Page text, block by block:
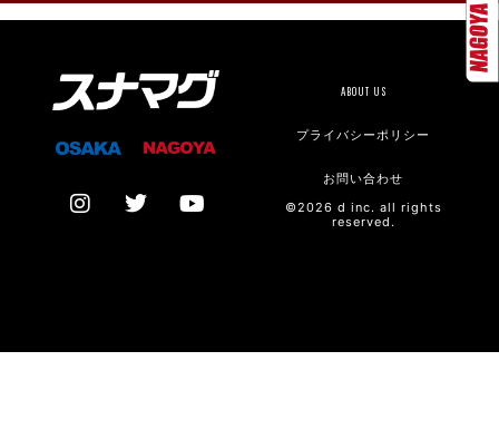
ABOUT US
プライバシーポリシー
お問い合わせ
©2026 d inc. all rights
reserved.